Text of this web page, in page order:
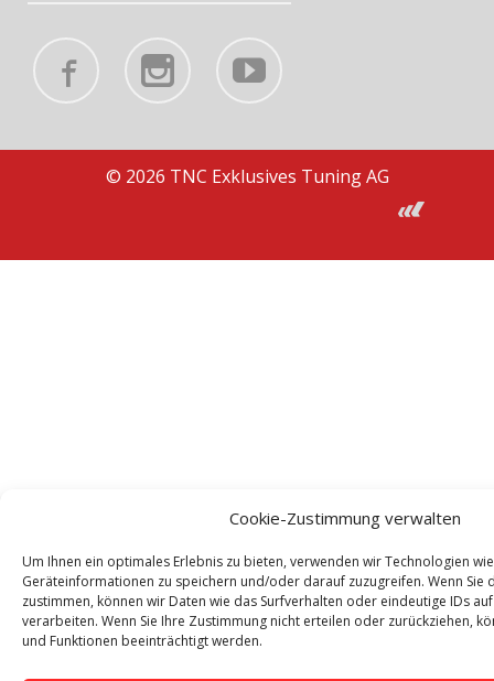
Cookie-Zustimmung verwalten
Um Ihnen ein optimales Erlebnis zu bieten, verwenden wir Technologien
Geräteinformationen zu speichern und/oder darauf zuzugreifen. Wenn Sie
zustimmen, können wir Daten wie das Surfverhalten oder eindeutige IDs
verarbeiten. Wenn Sie Ihre Zustimmung nicht erteilen oder zurückziehen,
und Funktionen beeinträchtigt werden.
© 2026 TNC Exklusives Tuning AG